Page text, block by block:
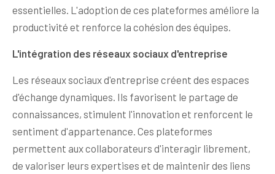
essentielles. L'adoption de ces plateformes améliore la
productivité et renforce la cohésion des équipes.
L'intégration des réseaux sociaux d'entreprise
Les réseaux sociaux d'entreprise créent des espaces
d'échange dynamiques. Ils favorisent le partage de
connaissances, stimulent l'innovation et renforcent le
sentiment d'appartenance. Ces plateformes
permettent aux collaborateurs d'interagir librement,
de valoriser leurs expertises et de maintenir des liens